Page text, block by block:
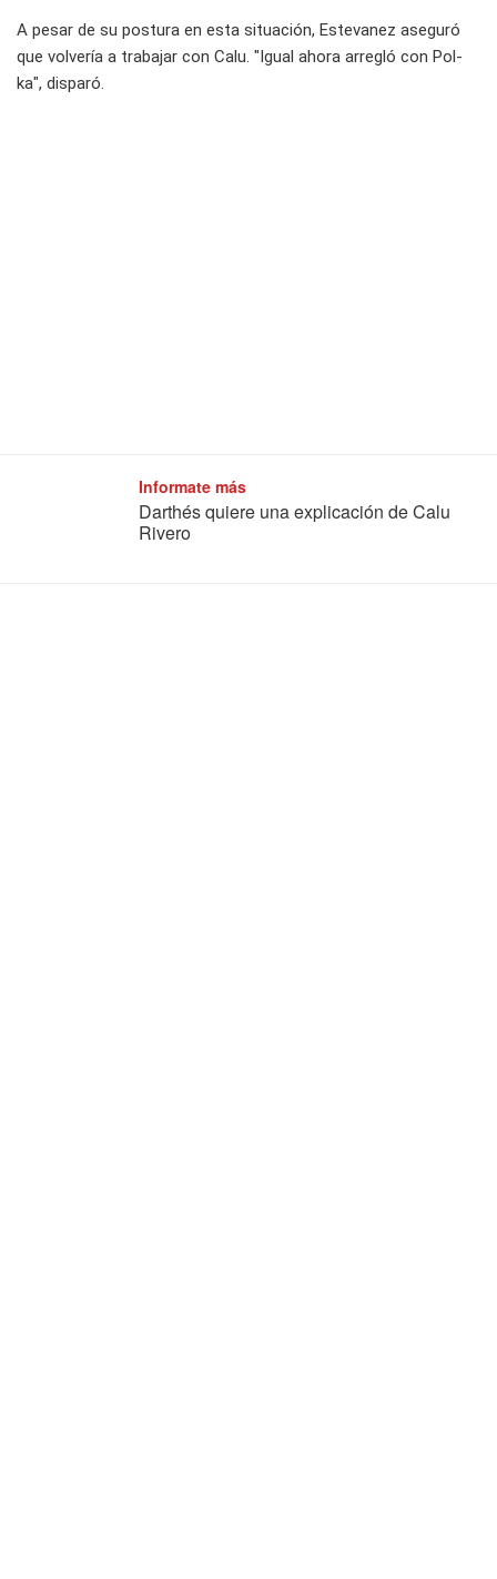
A pesar de su postura en esta situación, Estevanez aseguró
que volvería a trabajar con Calu. "Igual ahora arregló con Pol-
ka", disparó.
Informate más
Darthés quiere una explicación de Calu
Rivero